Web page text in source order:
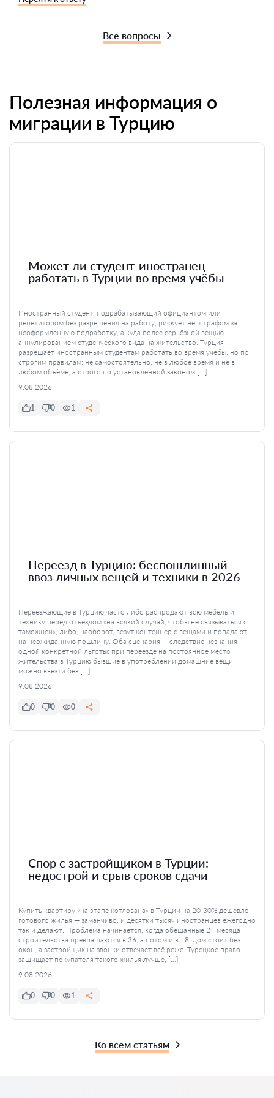
Все вопросы
Полезная информация о
миграции в Турцию
Может ли студент-иностранец
работать в Турции во время учёбы
Иностранный студент, подрабатывающий официантом или
репетитором без разрешения на работу, рискует не штрафом за
неоформленную подработку, а куда более серьёзной вещью —
аннулированием студенческого вида на жительство. Турция
разрешает иностранным студентам работать во время учёбы, но по
строгим правилам: не самостоятельно, не в любое время и не в
любом объёме, а строго по установленной законом […]
9.08.2026
1 0 1
Переезд в Турцию: беспошлинный
ввоз личных вещей и техники в 2026
Переезжающие в Турцию часто либо распродают всю мебель и
технику перед отъездом «на всякий случай, чтобы не связываться с
таможней», либо, наоборот, везут контейнер с вещами и попадают
на неожиданную пошлину. Оба сценария — следствие незнания
одной конкретной льготы: при переезде на постоянное место
жительства в Турцию бывшие в употреблении домашние вещи
можно ввезти без […]
9.08.2026
0 0 0
Спор с застройщиком в Турции:
недострой и срыв сроков сдачи
Купить квартиру «на этапе котлована» в Турции на 20-30% дешевле
готового жилья — заманчиво, и десятки тысяч иностранцев ежегодно
так и делают. Проблема начинается, когда обещанные 24 месяца
строительства превращаются в 36, а потом и в 48, дом стоит без
окон, а застройщик на звонки отвечает всё реже. Турецкое право
защищает покупателя такого жилья лучше, […]
9.08.2026
0 0 1
Ко всем статьям